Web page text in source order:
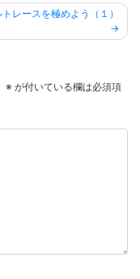
トレースを極めよう（１）
※ が付いている欄は必須項